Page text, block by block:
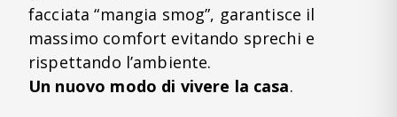
facciata “mangia smog”, garantisce il
massimo comfort evitando sprechi e
rispettando l’ambiente.
Un nuovo modo di vivere la casa.